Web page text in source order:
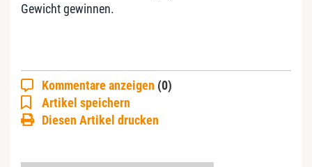
Gewicht gewinnen.
Kommentare anzeigen (0)
Artikel speichern
Diesen Artikel drucken